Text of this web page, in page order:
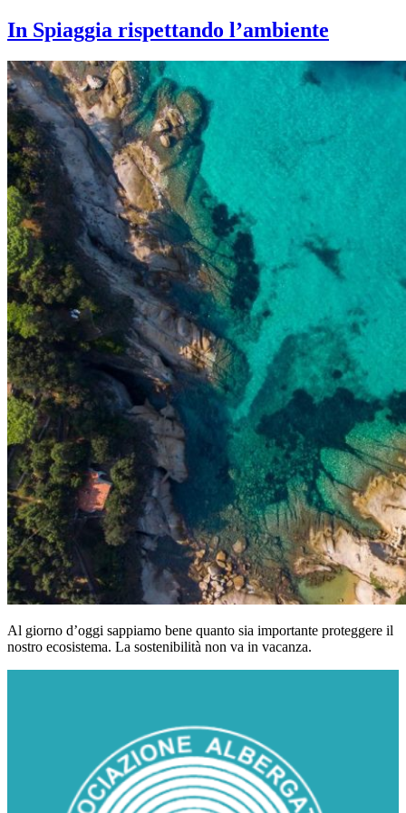
In Spiaggia rispettando l’ambiente
Al giorno d’oggi sappiamo bene quanto sia importante proteggere il
nostro ecosistema. La sostenibilità non va in vacanza.